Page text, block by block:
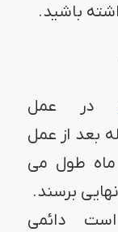
باشید.
در عمل
بعد از عمل
ماه طول می
برسند.
دائمی